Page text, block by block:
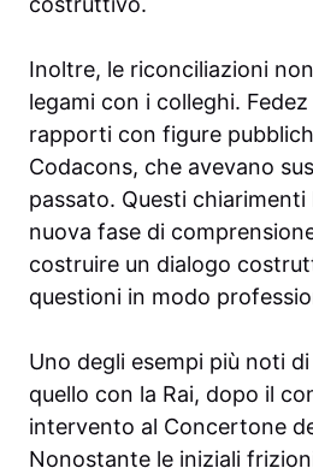
Inoltre, le riconciliazioni
legami con i colleghi.
rapporti con figure
Codacons, che avevano
passato. Questi
nuova fase di
costruire un dialogo
questioni in modo
Uno degli esempi più noti
quello con la Rai, dopo il
intervento al Concertone
Nonostante le iniziali